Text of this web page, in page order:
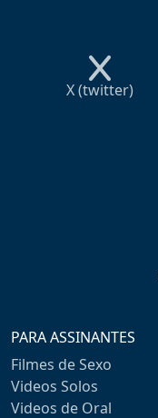
X (twitter)
PARA ASSINANTES
Filmes de Sexo
Videos Solos
Videos de Oral